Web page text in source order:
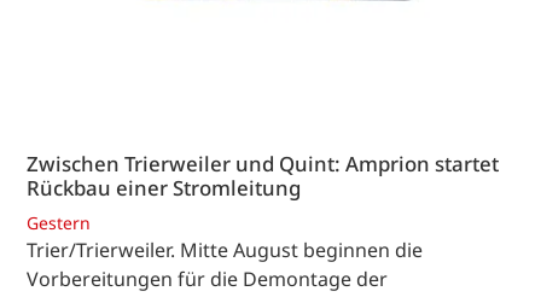
Zwischen Trierweiler und Quint: Amprion startet
Rückbau einer Stromleitung
Gestern
Trier/Trierweiler. Mitte August beginnen die
Vorbereitungen für die Demontage der